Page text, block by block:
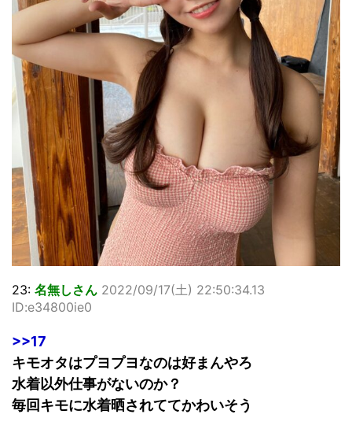
23: 名無しさん 2022/09/17(土) 22:50:34.13
ID:e34800ie0
>>17
キモオタはプヨプヨなのは好まんやろ
水着以外仕事がないのか？
毎回キモに水着晒されててかわいそう